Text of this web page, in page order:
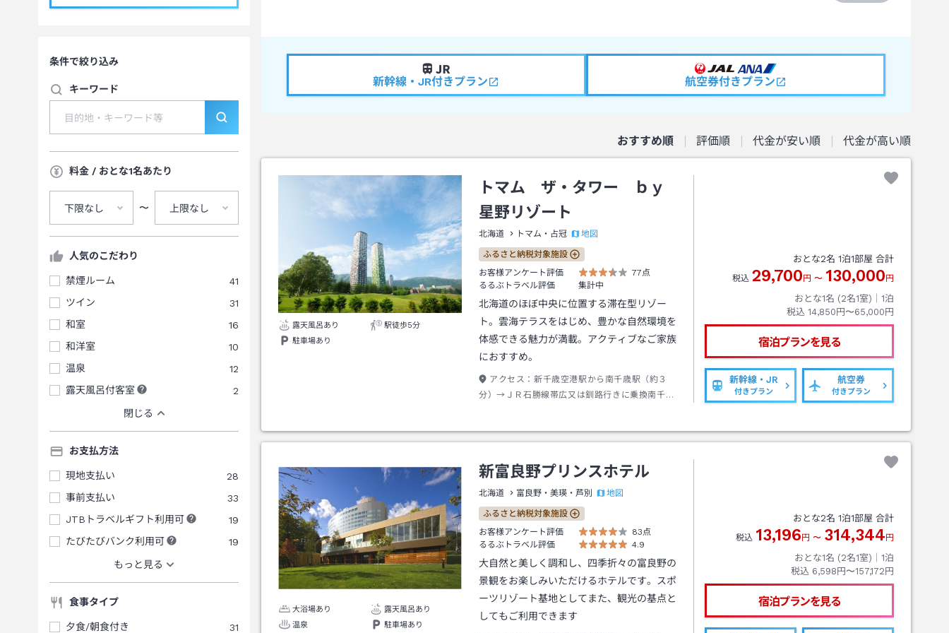
条件で絞り込み
キーワード
料金 / おとな1名あたり
下限なし 〜 上限なし
人気のこだわり
禁煙ルーム
41
ツイン
31
和室
16
和洋室
10
温泉
12
露天風呂付客室
2
閉じる
お支払方法
現地支払い
28
事前支払い
33
JTBトラベルギフト利用可
19
たびたびバンク利用可
19
もっと見る
食事タイプ
夕食/朝食付き
31
新幹線・JR付きプラン 航空券付きプラン
おすすめ順 評価順 代金が安い順 代金が高い順
露天風呂あり
駅徒歩5分
駐車場あり
トマム ザ・タワー ｂｙ
星野リゾート
北海道 トマム・占冠 地図
ふるさと納税対象施設
お客様アンケート評価
77点
るるぶトラベル評価
集計中
北海道のほぼ中央に位置する滞在型リゾー
ト。雲海テラスをはじめ、豊かな自然環境を
体感できる魅力が満載。アクティブなご家族
におすすめ。
アクセス： 新千歳空港駅から南千歳駅（約３
分）→ＪＲ石勝線帯広又は釧路行きに乗換南千歳
おとな2名 1泊1部屋 合計
税込 29,700 円 〜 130,000 円
おとな1名 (2名1室)｜ 1泊
税込 14,850円〜65,000円
宿泊プランを見る
新幹線・JR
付きプラン
航空券
付きプラン
大浴場あり
露天風呂あり
温泉
駐車場あり
新富良野プリンスホテル
北海道 富良野・美瑛・芦別 地図
ふるさと納税対象施設
お客様アンケート評価
83点
るるぶトラベル評価
4.9
大自然と美しく調和し、四季折々の富良野の
景観をお楽しみいただけるホテルです。スポ
ーツリゾート基地としてまた、観光の基点と
してもご利用できます
おとな2名 1泊1部屋 合計
税込 13,196 円 〜 314,344 円
おとな1名 (2名1室)｜ 1泊
税込 6,598円〜157,172円
宿泊プランを見る